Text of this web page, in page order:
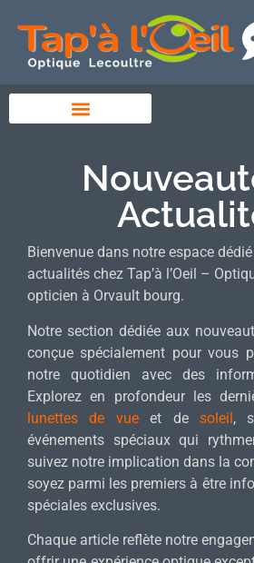
Bienvenue dans notre espace
actualités chez Tap’à l’Oeil –
opticien à Orvault bourg.
Notre section dédiée aux
conçue spécialement pour vous
notre quotidien avec des
Explorez en profondeur les
lunettes de vueet de soleil,
événements spéciaux qui
suivez notre implication dans la
soyez parmi les premiers à être
spéciales exclusives.
Chaque article reflète notre